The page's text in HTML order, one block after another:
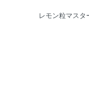
レモン粒マス